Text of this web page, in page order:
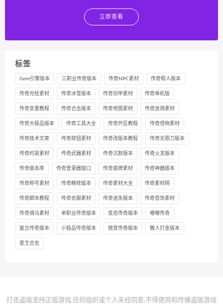
立即查看
标签
Gom引擎版本 三职业传奇版本 传奇NPC素材 传奇假人版本
传奇光柱素材 传奇冰雪版本 传奇剑甲素材 传奇单机版
传奇变量教程 传奇合击版本 传奇地图素材 传奇坐骑素材
传奇大极品版本 传奇工具大全 传奇开区教程 传奇怪物素材
传奇技术文章 传奇按钮素材 传奇改版本教程 传奇无限刀版本
传奇时装素材 传奇武器素材 传奇沉默版本 传奇火龙版本
传奇版本库 传奇登录器窗口 传奇盾牌素材 传奇神器版本
传奇称号素材 传奇精修版本 传奇素材大全 传奇素材网
传奇脚本教程 传奇衣服素材 传奇迷失版本 传奇首饰素材
传奇骑马素材 单职业传奇版本 变态传奇版本 嘟嘟传奇
复古传奇版本 小极品传奇版本 微变传奇版本 散人打金版本
星王合击
打击盗版支持正版游戏,任何组织或个人未经同意,不得使用和传播盗版游戏